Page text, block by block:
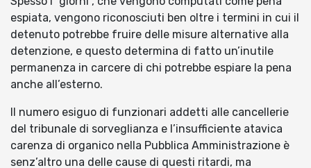
espiata, vengono riconosciuti ben oltre i termini in cui il
detenuto potrebbe fruire delle misure alternative alla
detenzione, e questo determina di fatto un’inutile
permanenza in carcere di chi potrebbe espiare la pena
anche all’esterno.
Il numero esiguo di funzionari addetti alle cancellerie
del tribunale di sorveglianza e l’insufficiente atavica
carenza di organico nella Pubblica Amministrazione è
senz’altro una delle cause di questi ritardi, ma